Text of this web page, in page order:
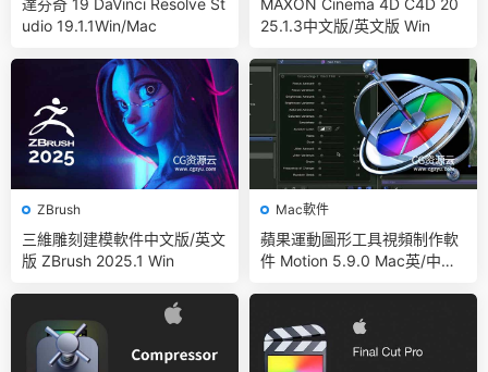
達芬奇 19 DaVinci Resolve St
udio 19.1.1Win/Mac
MAXON Cinema 4D C4D 20
25.1.3中文版/英文版 Win
ZBrush
三維雕刻建模軟件中文版/英文
版 ZBrush 2025.1 Win
Mac軟件
蘋果運動圖形工具視頻制作軟
件 Motion 5.9.0 Mac英/中文